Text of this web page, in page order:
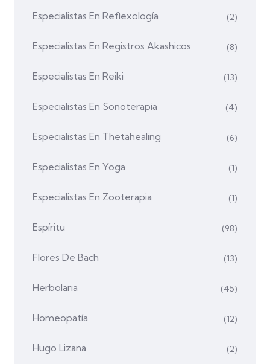
Especialistas En Reflexología (2)
Especialistas En Registros Akashicos (8)
Especialistas En Reiki (13)
Especialistas En Sonoterapia (4)
Especialistas En Thetahealing (6)
Especialistas En Yoga (1)
Especialistas En Zooterapia (1)
Espíritu (98)
Flores De Bach (13)
Herbolaria (45)
Homeopatía (12)
Hugo Lizana (2)